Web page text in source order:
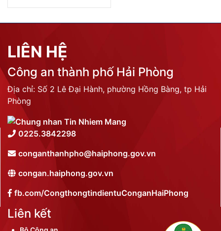
LIÊN HỆ
Công an thành phố Hải Phòng
Địa chỉ: Số 2 Lê Đại Hành, phường Hồng Bàng, tp Hải
Phòng
0225.3842298
conganthanhpho@haiphong.gov.vn
congan.haiphong.gov.vn
fb.com/CongthongtindientuConganHaiPhong
Liên kết